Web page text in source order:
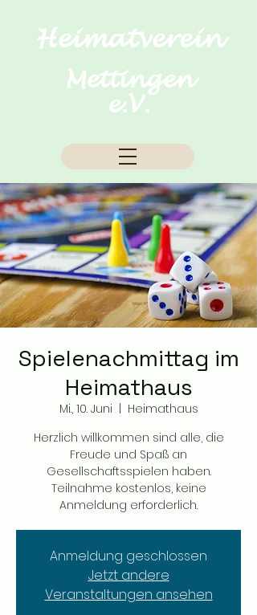
Heimatverein
Mettingen
e.V.
Spielenachmittag im
Heimathaus
Mi., 10. Juni
Heimathaus
Herzlich willkommen sind alle, die
Freude und Spaß an
Gesellschaftsspielen haben.
Teilnahme kostenlos, keine
Anmeldung erforderlich.
Anmeldung geschlossen
Jetzt andere
Veranstaltungen ansehen